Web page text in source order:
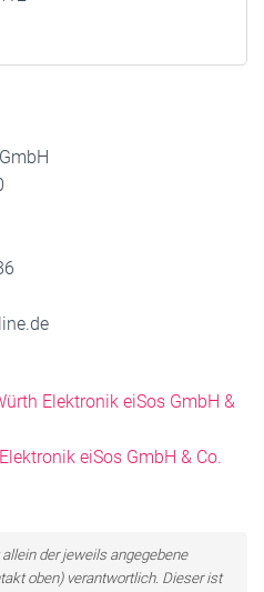
Elektronik eiSos GmbH &
eiSos GmbH & Co.
der jeweils angegebene
oben) verantwortlich. Dieser ist